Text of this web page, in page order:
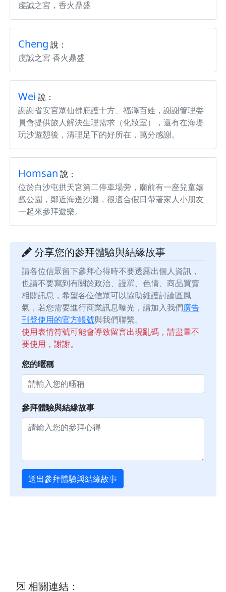
虔誠之宮，香火鼎盛
Cheng 說：
虔誠之宮 香火鼎盛
Wei 說：
謝謝省安宮眾仙佛庇護十方、福澤百姓，謝謝管理委
員會提供旅人解決生理需求（化妝室），還有在海堤
玩沙遊憩後，清理足下的好所在，萬分感謝。
Homsan 說：
位於白沙屯拱天宮第二停車場旁，廟前有一座兒童嬉
戲公園，鄰近海邊沙灘，很適合假日帶著家人小朋友
一起來參拜遊樂。
分享您的參拜體驗與結緣故事
請各位信眾留下參拜心得時不要透露出個人資訊，
也請不要寫到有關於政治、謾罵、色情、商品買賣
相關訊息，希望各位信眾可以協助維護討論區風
氣，若您需要進行商業訊息曝光，請加入我們廣告
刊登使用的官方帳號與我們聯繫。
使用表情符號可能會導致留言出現亂碼，請盡量不
要使用，謝謝。
您的暱稱
參拜體驗與結緣故事
送出參拜體驗與結緣故事
相關連結：